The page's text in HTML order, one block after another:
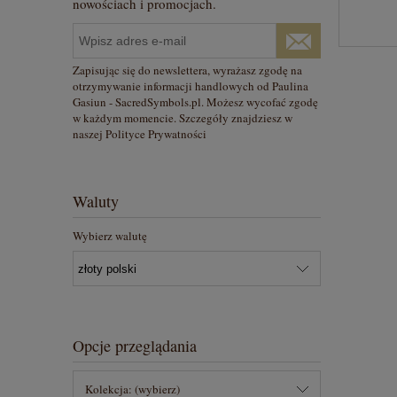
nowościach i promocjach.
Zapisując się do newslettera, wyrażasz zgodę na
otrzymywanie informacji handlowych od Paulina
Gasiun - SacredSymbols.pl. Możesz wycofać zgodę
w każdym momencie. Szczegóły znajdziesz w
naszej Polityce Prywatności
Waluty
Wybierz walutę
Opcje przeglądania
Kolekcja: (wybierz)